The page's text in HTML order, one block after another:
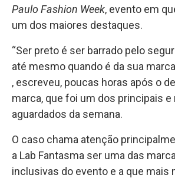
Paulo Fashion Week, evento em
um dos maiores destaques.
“Ser preto é ser barrado pelo
até mesmo quando é da sua
, escreveu, poucas horas após o
marca, que foi um dos principais e
aguardados da semana.
O caso chama atenção
a Lab Fantasma ser uma das
inclusivas do evento e a que mais